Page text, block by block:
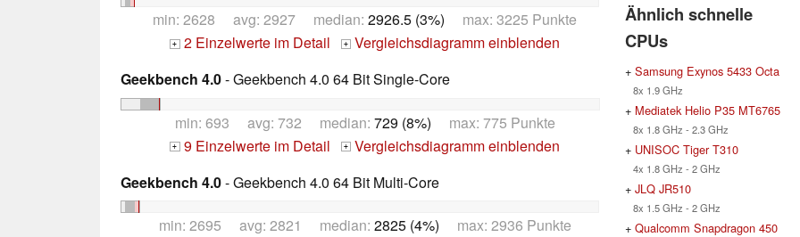
min: 2628 avg: 2927 median: 2926.5 (3%) max: 3225 Punkte
+ 2 Einzelwerte im Detail +
Vergleichsdiagramm einblenden
Geekbench 4.0- Geekbench 4.0 64 Bit Single-Core
min: 693 avg: 732 median: 729 (8%) max: 775 Punkte
+ 9 Einzelwerte im Detail +
Vergleichsdiagramm einblenden
Geekbench 4.0- Geekbench 4.0 64 Bit Multi-Core
min: 2695 avg: 2821 median: 2825 (4%) max: 2936 Punkte
Ähnlich schnelle
CPUs
+ Samsung Exynos 5433 Octa
8x 1.9 GHz
+ Mediatek Helio P35 MT6765
8x 1.8 GHz - 2.3 GHz
+ UNISOC Tiger T310
4x 1.8 GHz - 2 GHz
+ JLQ JR510
8x 1.5 GHz - 2 GHz
+ Qualcomm Snapdragon 450